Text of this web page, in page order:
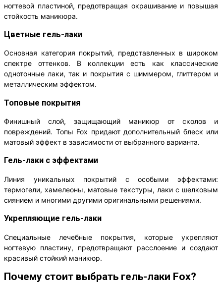
ногтевой пластиной, предотвращая окрашивание и повышая
стойкость маникюра.
Цветные гель-лаки
Основная категория покрытий, представленных в широком
спектре оттенков. В коллекции есть как классические
однотонные лаки, так и покрытия с шиммером, глиттером и
металлическим эффектом.
Топовые покрытия
Финишный слой, защищающий маникюр от сколов и
повреждений. Топы Fox придают дополнительный блеск или
матовый эффект в зависимости от выбранного варианта.
Гель-лаки с эффектами
Линия уникальных покрытий с особыми эффектами:
термогели, хамелеоны, матовые текстуры, лаки с шелковым
сиянием и многими другими оригинальными решениями.
Укрепляющие гель-лаки
Специальные лечебные покрытия, которые укрепляют
ногтевую пластину, предотвращают расслоение и создают
красивый стойкий маникюр.
Почему стоит выбрать гель-лаки Fox?